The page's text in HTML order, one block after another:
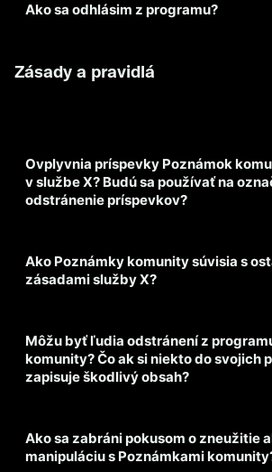
Ako sa odhlásim z programu?
Zásady a pravidlá
Ovplyvnia príspevky Poznámok
v službe X? Budú sa používať na
odstránenie príspevkov?
Ako Poznámky komunity súvisia s
zásadami služby X?
Môžu byť ľudia odstránení z
komunity? Čo ak si niekto do svojich
zapisuje škodlivý obsah?
Ako sa zabráni pokusom o zneužitie
manipuláciu s Poznámkami